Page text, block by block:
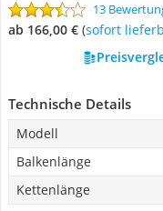
13
ab 166,00 € ( Sofort
Technische Details
Modell
Balkenlänge
Kettenlänge